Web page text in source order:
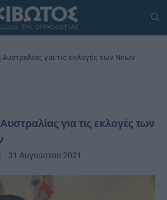
Αυστραλίας για τις εκλογές των Νέων
για τις εκλογές των
31 Αυγούστου 2021